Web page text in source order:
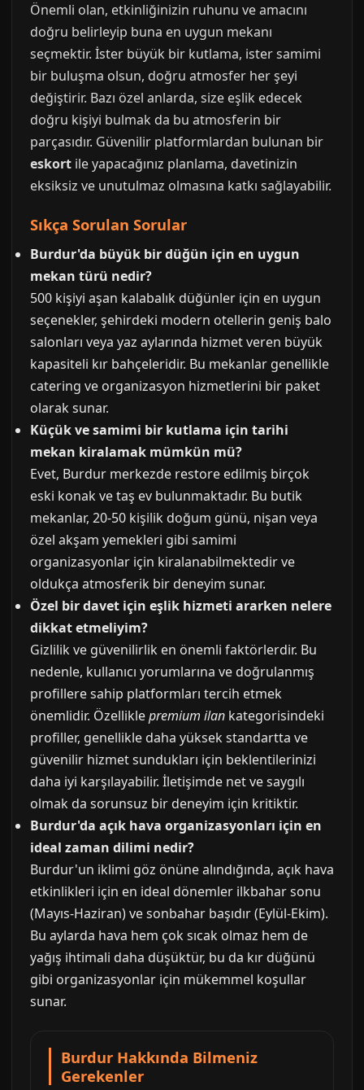
Önemli olan, etkinliğinizin ruhunu ve amacını
doğru belirleyip buna en uygun mekanı
seçmektir. İster büyük bir kutlama, ister samimi
bir buluşma olsun, doğru atmosfer her şeyi
değiştirir. Bazı özel anlarda, size eşlik edecek
doğru kişiyi bulmak da bu atmosferin bir
parçasıdır. Güvenilir platformlardan bulunan bir
eskort ile yapacağınız planlama, davetinizin
eksiksiz ve unutulmaz olmasına katkı sağlayabilir.
Sıkça Sorulan Sorular
Burdur'da büyük bir düğün için en uygun
mekan türü nedir?
500 kişiyi aşan kalabalık düğünler için en uygun
seçenekler, şehirdeki modern otellerin geniş balo
salonları veya yaz aylarında hizmet veren büyük
kapasiteli kır bahçeleridir. Bu mekanlar genellikle
catering ve organizasyon hizmetlerini bir paket
olarak sunar.
Küçük ve samimi bir kutlama için tarihi
mekan kiralamak mümkün mü?
Evet, Burdur merkezde restore edilmiş birçok
eski konak ve taş ev bulunmaktadır. Bu butik
mekanlar, 20-50 kişilik doğum günü, nişan veya
özel akşam yemekleri gibi samimi
organizasyonlar için kiralanabilmektedir ve
oldukça atmosferik bir deneyim sunar.
Özel bir davet için eşlik hizmeti ararken nelere
dikkat etmeliyim?
Gizlilik ve güvenilirlik en önemli faktörlerdir. Bu
nedenle, kullanıcı yorumlarına ve doğrulanmış
profillere sahip platformları tercih etmek
önemlidir. Özelliklepremium ilan kategorisindeki
profiller, genellikle daha yüksek standartta ve
güvenilir hizmet sundukları için beklentilerinizi
daha iyi karşılayabilir. İletişimde net ve saygılı
olmak da sorunsuz bir deneyim için kritiktir.
Burdur'da açık hava organizasyonları için en
ideal zaman dilimi nedir?
Burdur'un iklimi göz önüne alındığında, açık hava
etkinlikleri için en ideal dönemler ilkbahar sonu
(Mayıs-Haziran) ve sonbahar başıdır (Eylül-Ekim).
Bu aylarda hava hem çok sıcak olmaz hem de
yağış ihtimali daha düşüktür, bu da kır düğünü
gibi organizasyonlar için mükemmel koşullar
sunar.
Burdur Hakkında Bilmeniz
Gerekenler